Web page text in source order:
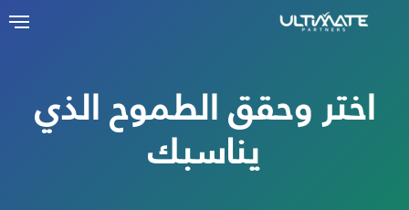
contentاختر وحقق الطموح الذي
يناسبك